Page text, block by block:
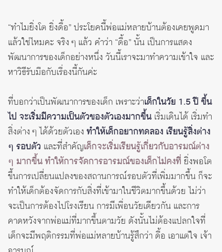
“ทำไมยิ่งโต ยิ่งดื้อ” ประโยคนี้พ่อแม่หลายบ้านต้องเคยพูดมา
แล้วใช่ไหมคะ จริง ๆ แล้ว คำว่า “ดื้อ” นั้น เป็นการแสดง
พัฒนาการของเด็กอย่างหนึ่ง วันนี้เราจะมาทำความเข้าใจ และ
หาวิธีรับมือกับเรื่องนี้กันค่ะ
ที่บอกว่าเป็นพัฒนาการของเด็ก เพราะว่าเด็กในวัย 1.5 ปี ขึ้น
ไป จะเริ่มมีความเป็นตัวของตัวเองมากขึ้น เริ่มเดินได้ เริ่มทำ
สิ่งต่าง ๆ ได้ด้วยตัวเอง ทำให้เด็กอยากทดลอง เรียนรู้สิ่งต่าง
ๆ รอบตัว และที่สำคัญเด็กจะเริ่มเรียนรู้เกี่ยวกับอารมณ์ต่าง
ๆ มากขึ้น ทำให้การจัดการอารมณ์ของเด็กไม่คงที่ ยิ่งพอโต
ขึ้นการเปลี่ยนแปลงของสถานการณ์รอบตัวที่เพิ่มมากขึ้น ก็จะ
ทำให้เด็กต้องจัดการกับสิ่งที่เข้ามาในชีวิตมากขึ้นด้วย ไม่ว่า
จะเป็นการต้องไปโรงเรียน การมีเพื่อนวัยเดียวกัน และการ
คาดหวังจากพ่อแม่ที่มากขึ้นตามวัย ดังนั้นไม่ต้องแปลกใจที่
เด็กจะมีพฤติกรรมที่พ่อแม่หลายบ้านรู้สึกว่า ดื้อ เอาแต่ใจ เจ้า